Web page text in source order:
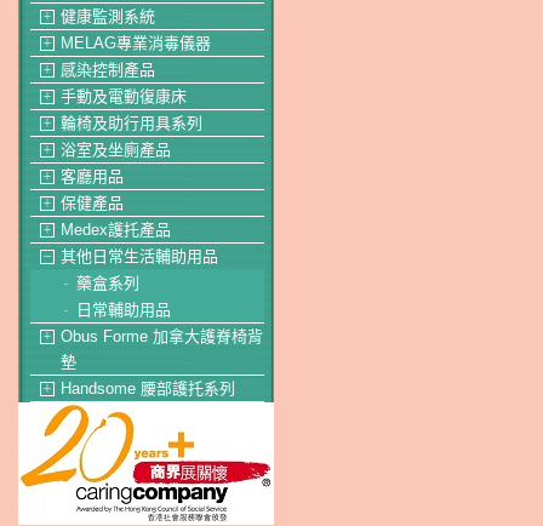
＋ 健康監測系統
＋ MELAG專業消毒儀器
＋ 感染控制產品
＋ 手動及電動復康床
＋ 輪椅及助行用具系列
＋ 浴室及坐廁產品
＋ 客廳用品
＋ 保健產品
＋ Medex護托產品
－ 其他日常生活輔助用品
- 藥盒系列
- 日常輔助用品
＋
Obus Forme 加拿大護脊椅背
墊
＋ Handsome 腰部護托系列